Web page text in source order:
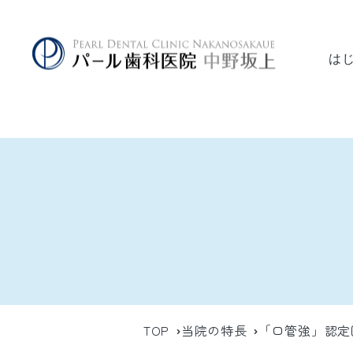
は
TOP 当院の特長 「口管強」認